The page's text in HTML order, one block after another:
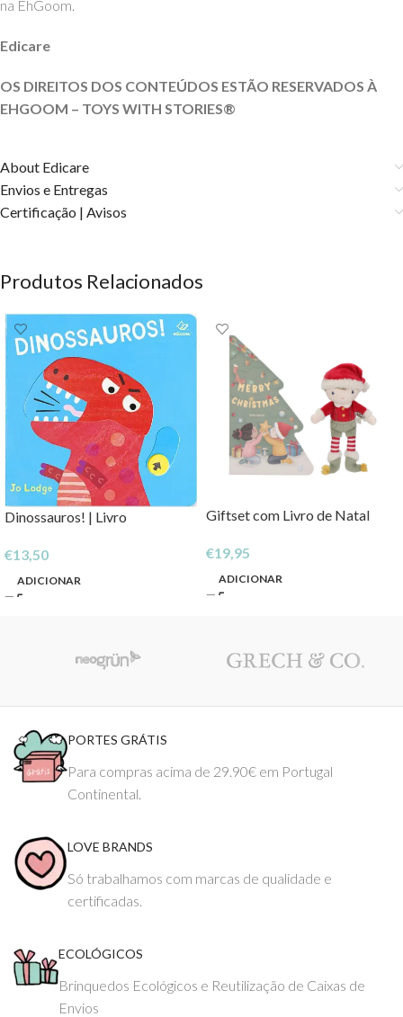
na EhGoom.
Edicare
OS DIREITOS DOS CONTEÚDOS ESTÃO RESERVADOS À
EHGOOM – TOYS WITH STORIES®️
About Edicare
Envios e Entregas
Certificação | Avisos
Produtos Relacionados
Dinossauros! | Livro
€13,50
ADICIONAR
Giftset com Livro de Natal
€19,95
ADICIONAR
PORTES GRÁTIS
Para compras acima de 29.90€ em Portugal
Continental.
LOVE BRANDS
Só trabalhamos com marcas de qualidade e
certificadas.
ECOLÓGICOS
Brinquedos Ecológicos e Reutilização de Caixas de
Envios